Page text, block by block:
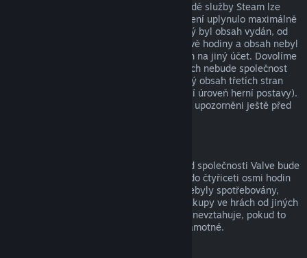
Za stáhnutelný obsah zakoupený v obchodě služby Steam lze
získat peníze zpět, pokud od jeho zakoupení uplynulo maximálně
čtrnáct dní, uživatel měl produkt, pro který byl obsah vydán, od
zakoupení obsahu spuštěný maximálně dvě hodiny a obsah nebyl
nijak spotřebován, změněn nebo převeden na jiný účet. Dovolíme
si upozornit na fakt, že v určitých případech nebude společnost
Valve schopna vrátit peníze za stáhnutelný obsah třetích stran
(například pokud obsah nenávratně navýší úroveň herní postavy).
Na tyto výjimky budou uživatelé výslovně upozorněni ještě před
Vrácení peněz za jakýkoli nákup ve hře od společnosti Valve bude
poskytnuto, pokud byla žádost odeslána do čtyřiceti osmi hodin
od provedení nákupu a položky nákupu nebyly spotřebovány,
změněny či převedeny na jiný účet. Na nákupy ve hrách od jiných
společností než od Valve se tato možnost nevztahuje, pokud to
není vysloveně uvedeno při nákupu hry samotné.